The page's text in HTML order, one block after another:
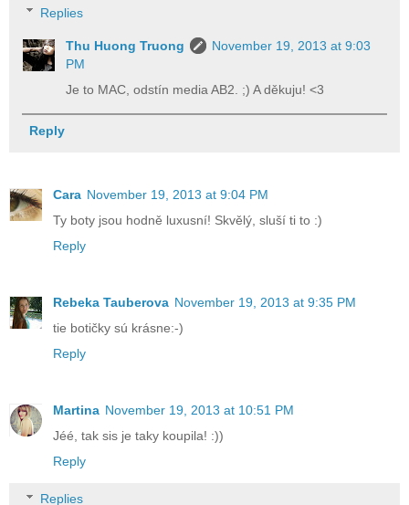
Replies
Thu Huong Truong
November 19, 2013 at 9:03
PM
Je to MAC, odstín media AB2. ;) A děkuju! <3
Reply
Cara November 19, 2013 at 9:04 PM
Ty boty jsou hodně luxusní! Skvělý, sluší ti to :)
Reply
Rebeka Tauberova November 19, 2013 at 9:35 PM
tie botičky sú krásne:-)
Reply
Martina November 19, 2013 at 10:51 PM
Jéé, tak sis je taky koupila! :))
Reply
Replies